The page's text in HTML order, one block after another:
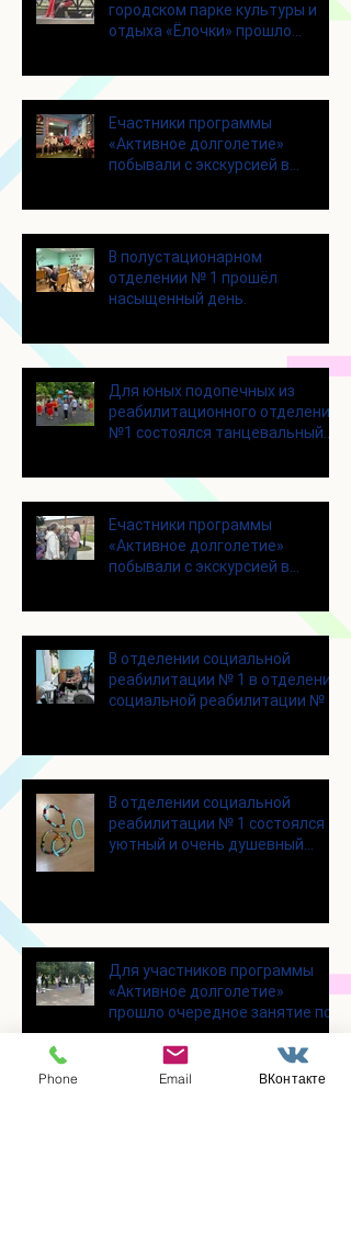
городском парке культуры и
отдыха «Ёлочки» прошло
Eчастники программы
«Активное долголетие»
побывали с экскурсией в
В полустационарном
отделении № 1 прошёл
насыщенный день.
Для юных подопечных из
реабилитационного отделения
№1 состоялся танцевальный
Eчастники программы
«Активное долголетие»
побывали с экскурсией в
В отделении социальной
реабилитации № 1 в отделении
социальной реабилитации № 1
В отделении социальной
реабилитации № 1 состоялся
уютный и очень душевный
Для участников программы
«Активное долголетие»
прошло очередное занятие по
Цигун
Phone Email ВКонтакте